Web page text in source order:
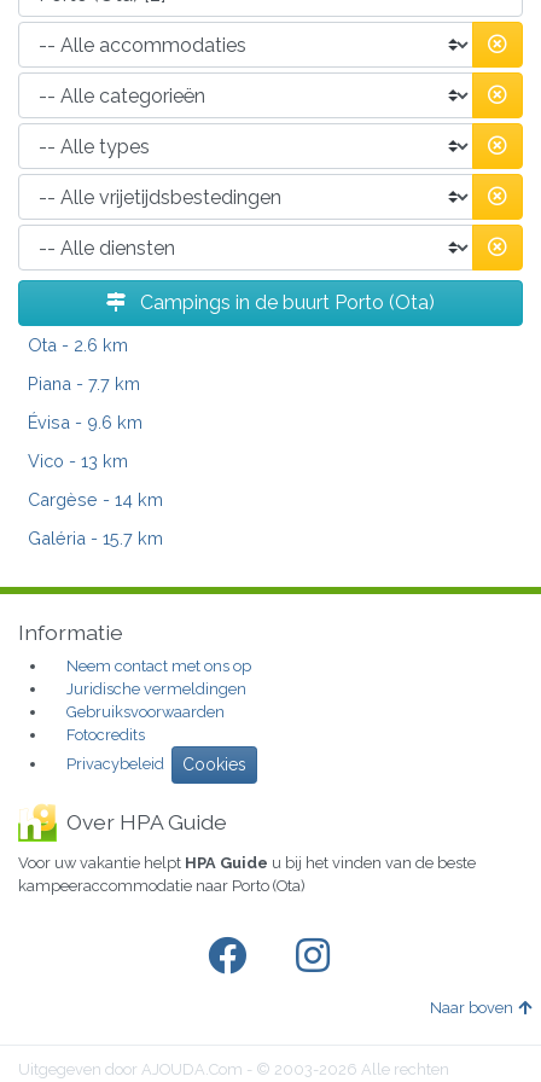
Campings in de buurt Porto (Ota)
Ota - 2.6 km
Piana - 7.7 km
Évisa - 9.6 km
Vico - 13 km
Cargèse - 14 km
Galéria - 15.7 km
Informatie
Neem contact met ons op
Juridische vermeldingen
Gebruiksvoorwaarden
Fotocredits
Privacybeleid
Cookies
Over HPA Guide
Voor uw vakantie helpt HPA Guide u bij het vinden van de beste
kampeeraccommodatie naar Porto (Ota)
Naar boven
Uitgegeven door AJOUDA.Com - © 2003-2026 Alle rechten